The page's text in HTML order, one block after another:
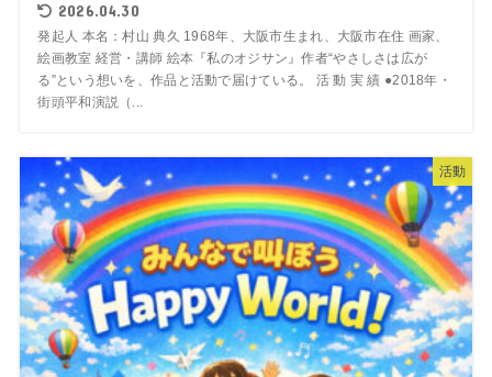
2026.04.30
発起人 本名：村山 典久 1968年、大阪市生まれ、大阪市在住 画家、
絵画教室 経営・講師 絵本『私のオジサン』作者“やさしさは広が
る”という想いを、作品と活動で届けている。 活 動 実 績 ●2018年・
街頭平和演説（...
活動